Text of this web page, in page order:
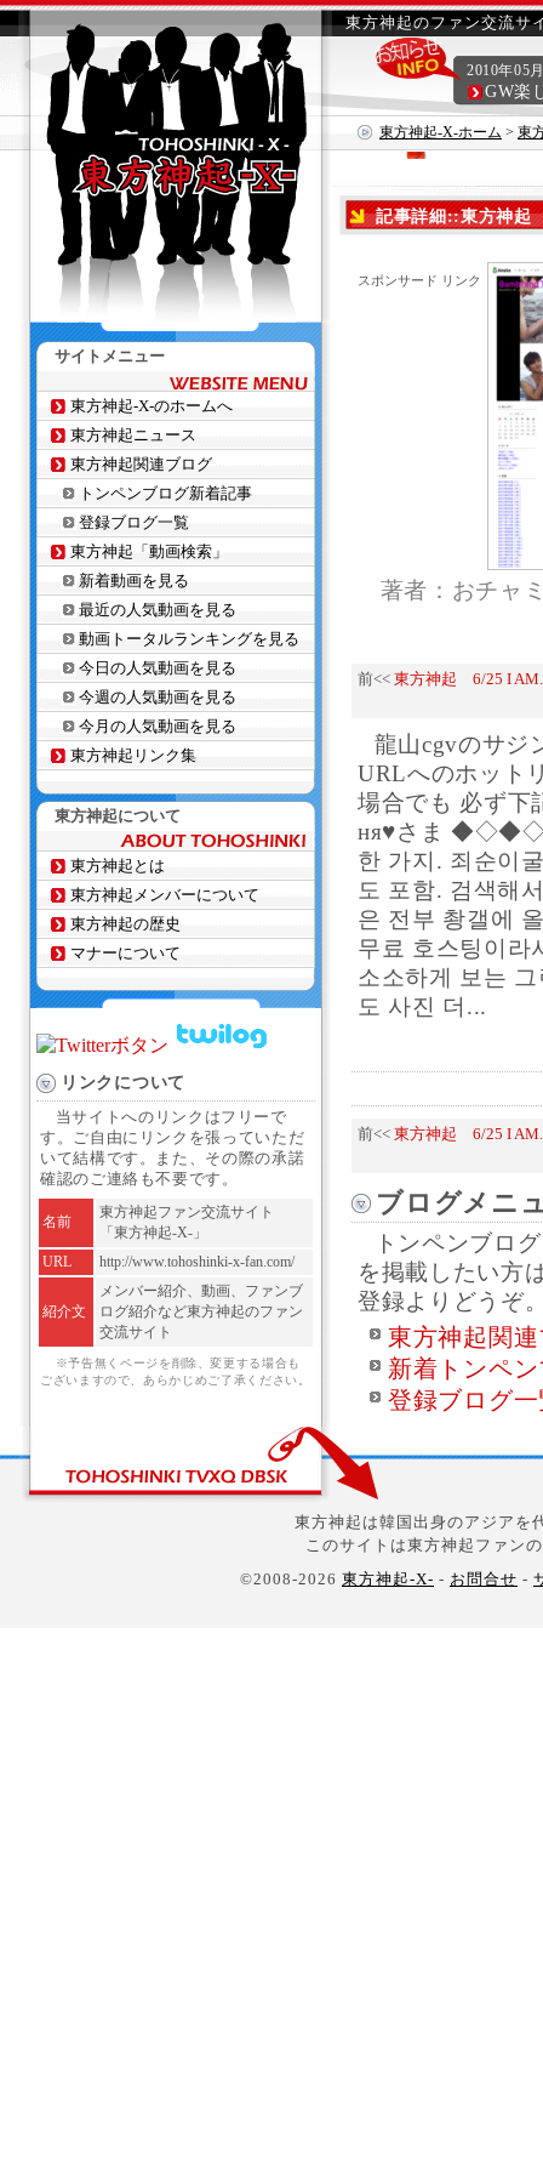
東方神起のファン交流サ
東方神起-X-ホーム > 東
2010年05
GW楽
記事詳細::東方神
スポンサード リンク
著者：おチャ
前<< 東方神起 6/25 I AM.
龍山cgvのサジ
URLへのホット
場合でも 必ず下
ня♥さま
한 가지. 죄순이
도 포함. 검색해
은 전부 촹갤에
무료 호스팅이라
소소하게 보는
도 사진 더...
前<< 東方神起 6/25 I AM.
ブログメニ
トンペンブロ
を掲載したい方
登録よりどうぞ
東方神起関
新着トンペ
登録ブログ
サイトメニュー
東方神起-X-のホームへ
東方神起ニュース
東方神起関連ブログ
トンペンブログ新着記事
登録ブログ一覧
東方神起「動画検索」
新着動画を見る
最近の人気動画を見る
動画トータルランキングを見る
今日の人気動画を見る
今週の人気動画を見る
今月の人気動画を見る
東方神起リンク集
東方神起について
東方神起とは
東方神起メンバーについて
東方神起の歴史
マナーについて
リンクについて
当サイトへのリンクはフリーで
す。ご自由にリンクを張っていただ
いて結構です。また、その際の承諾
確認のご連絡も不要です。
名前
東方神起ファン交流サイト
「東方神起-X-」
URL
http://www.tohoshinki-x-fan.com/
紹介文
メンバー紹介、動画、ファンブ
ログ紹介など東方神起のファン
交流サイト
※予告無くページを削除、変更する場合も
ございますので、あらかじめご了承ください。
東方神起は韓国出身のアジアを
このサイトは東方神起ファン
©2008-2026 東方神起-X- - お問合せ -